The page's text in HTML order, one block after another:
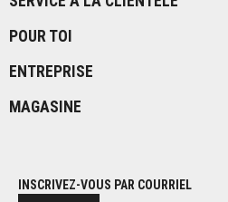
POUR TOI
ENTREPRISE
MAGASINE
INSCRIVEZ-VOUS PAR COURRIEL